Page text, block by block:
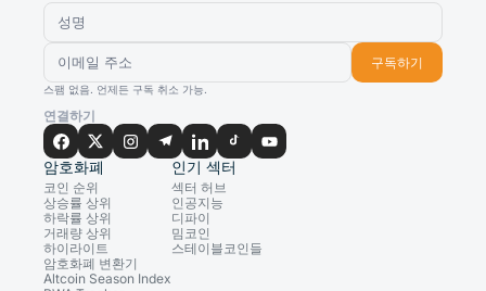
구독하기
스팸 없음. 언제든 구독 취소 가능.
연결하기
암호화폐
코인 순위
상승률 상위
하락률 상위
거래량 상위
하이라이트
암호화폐 변환기
Altcoin Season Index
인기 섹터
섹터 허브
인공지능
디파이
밈코인
스테이블코인들